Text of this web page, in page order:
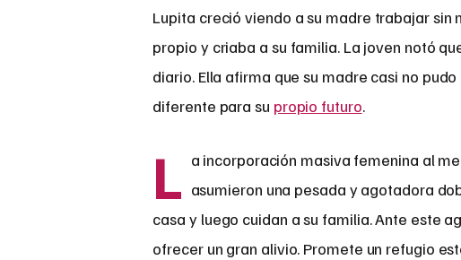
Lupita creció viendo a su madre trabajar sin
propio y criaba a su familia. La joven notó
diario. Ella afirma que su madre casi no
diferente para su propio futuro.
L a incorporación masiva femenina al
asumieron una pesada y agotadora
casa y luego cuidan a su familia. Ante este
ofrecer un gran alivio. Promete un refugio